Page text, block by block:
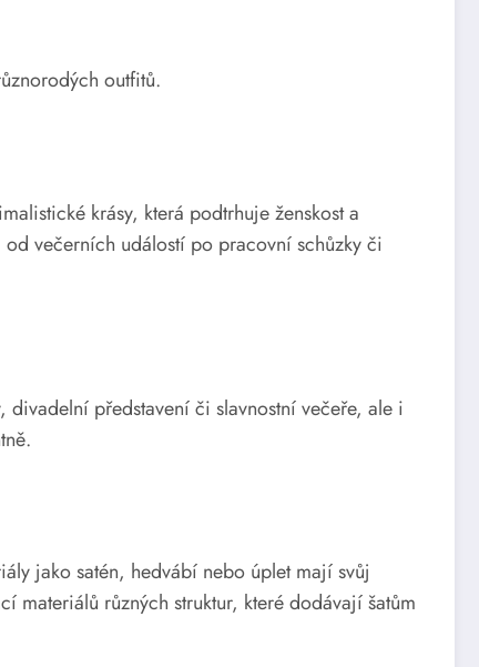
outfitů.
krásy, která podtrhuje ženskost a
večerních událostí po pracovní schůzky či
představení či slavnostní večeře, ale i
jako satén, hedvábí nebo úplet mají svůj
různých struktur, které dodávají šatům